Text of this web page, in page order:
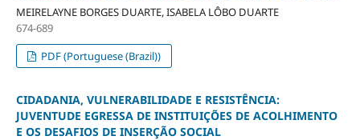
MEIRELAYNE BORGES DUARTE, ISABELA LÔBO DUARTE
674-689
PDF (Portuguese (Brazil))
CIDADANIA, VULNERABILIDADE E RESISTÊNCIA:
JUVENTUDE EGRESSA DE INSTITUIÇÕES DE ACOLHIMENTO
E OS DESAFIOS DE INSERÇÃO SOCIAL